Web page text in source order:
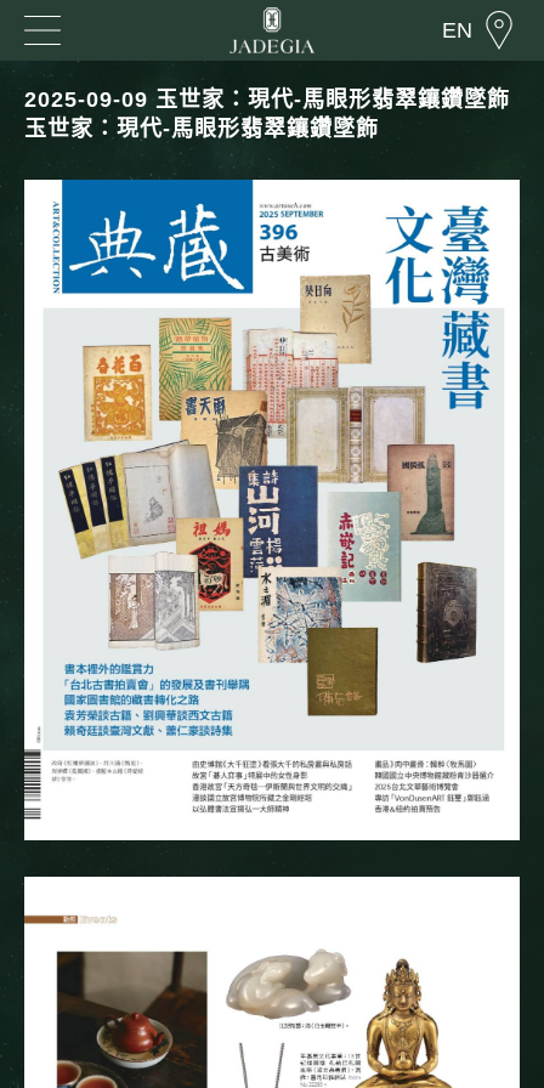
EN
2025-09-09 玉世家：現代-馬眼形翡翠鑲鑽墜飾
玉世家：現代-馬眼形翡翠鑲鑽墜飾